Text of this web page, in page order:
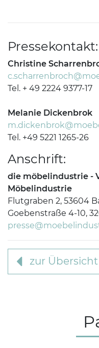
Pressekontakt:
Christine
Tel. + 49 2224 9377-17
Melanie Dickenbrok
Tel. +49 5221 1265-26
Anschrift:
die möbelindustrie -
Möbelindustrie
Flutgraben 2, 53604
Goebenstraße 4-10,
zur Übersicht